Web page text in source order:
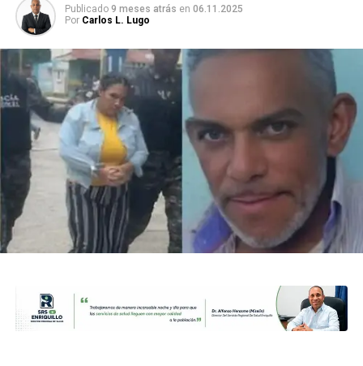
Publicado 9 meses atrás en 06.11.2025
Por Carlos L. Lugo